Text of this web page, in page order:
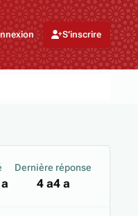
S’inscrire
Dernière réponse
4 a4 a